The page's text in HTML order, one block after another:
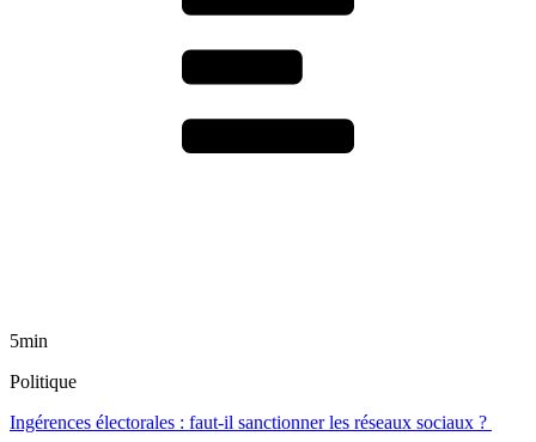
5min
Politique
Ingérences électorales : faut-il sanctionner les réseaux sociaux ?